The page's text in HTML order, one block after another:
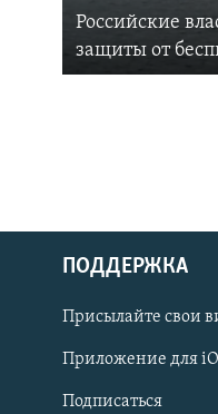
Українською
Qırımtatar
ПРИСОЕДИНЯЙТЕСЬ!
Российские
защиты от
ПОДДЕРЖКА
Присылайте свои
Приложение для
Подписаться